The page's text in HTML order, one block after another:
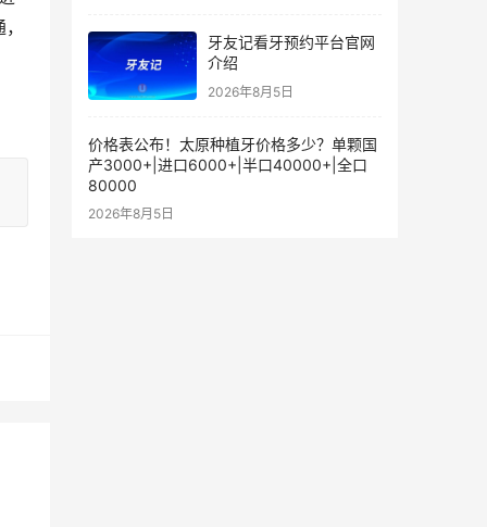
牙友记看牙预约平台官网
介绍
2026年8月5日
价格表公布！太原种植牙价格多少？单颗国
产3000+|进口6000+|半口40000+|全口
80000
2026年8月5日